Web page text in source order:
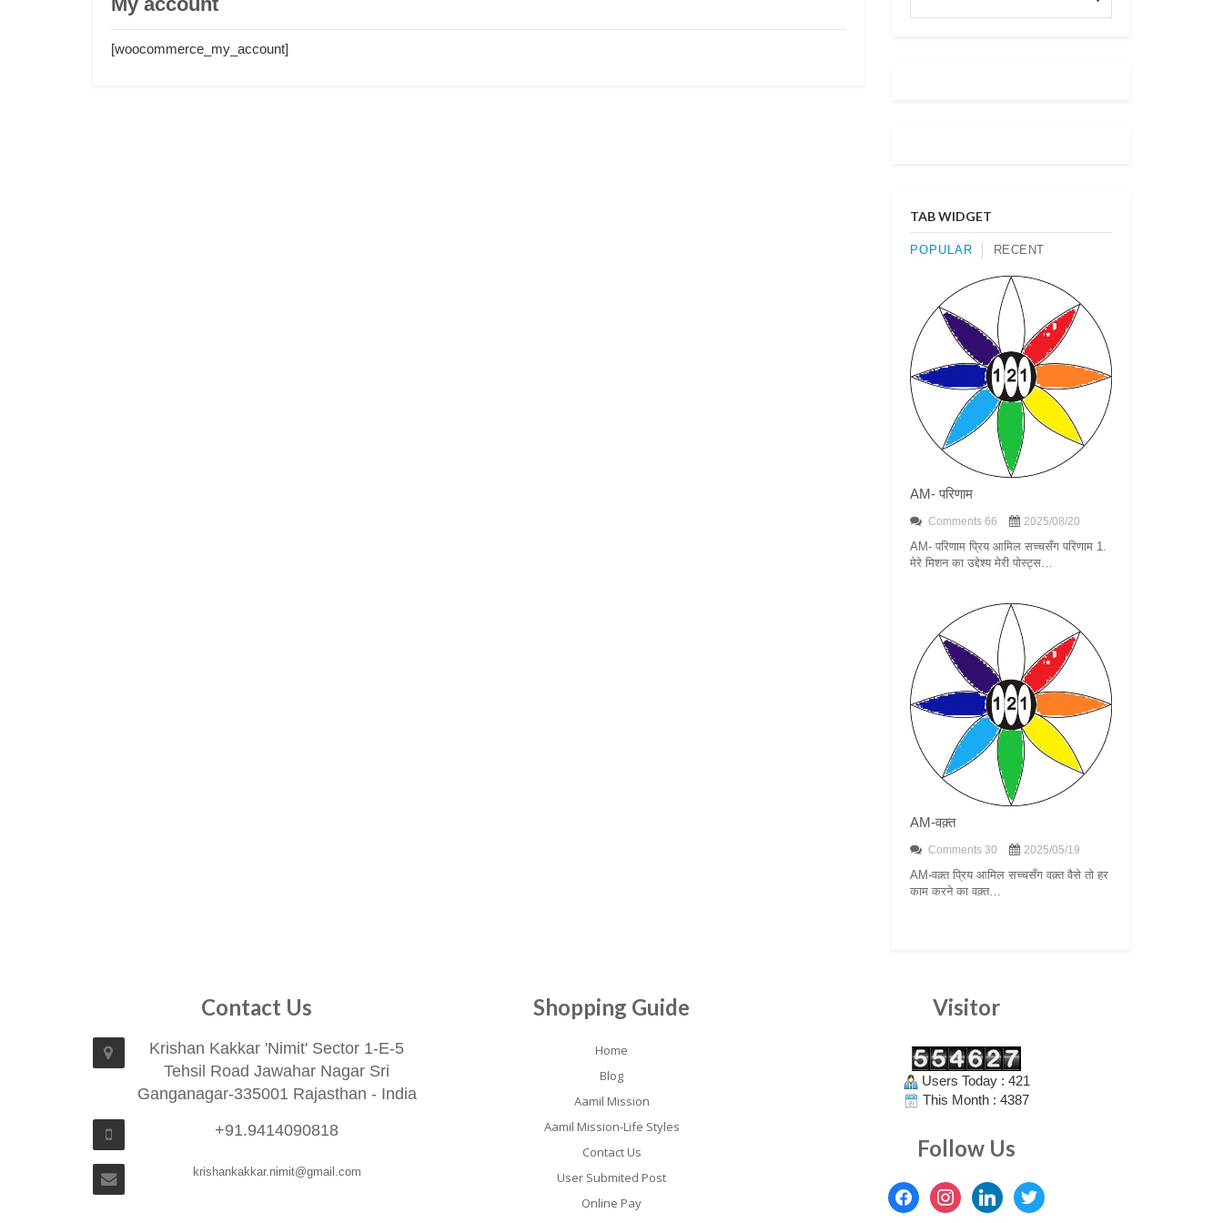
[woocommerce_my_account]
TAB WIDGET
POPULAR RECENT
AM- परिणाम
Comments 66 2025/08/20
AM- परिणाम प्रिय आमिल सच्चसँग परिणाम 1.
मेरे मिशन का उद्देश्य मेरी पोस्ट्स…
AM-वक़्त
Comments 30 2025/05/19
AM-वक़्त प्रिय आमिल सच्चसँग वक़्त वैसे तो हर
काम करने का वक़्त…
Contact Us
Krishan Kakkar 'Nimit' Sector 1-E-5
Tehsil Road Jawahar Nagar Sri
Ganganagar-335001 Rajasthan - India
+91.9414090818
krishankakkar.nimit@gmail.com
Shopping Guide
Home
Blog
Aamil Mission
Aamil Mission-Life Styles
Contact Us
User Submited Post
Online Pay
Visitor
Users Today : 421
This Month : 4387
Follow Us
facebookinstagramlinkedintwitter